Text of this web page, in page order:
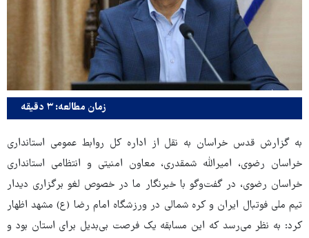
زمان مطالعه: ۳ دقیقه
به گزارش قدس خراسان به نقل از اداره کل روابط عمومی استانداری
خراسان رضوی، امیرالله شمقدری، معاون امنیتی و انتظامی استانداری
خراسان رضوی، در گفت‌وگو با خبرنگار ما در خصوص لغو برگزاری دیدار
تیم ملی فوتبال ایران و کره شمالی در ورزشگاه امام رضا (ع) مشهد اظهار
کرد: به نظر می‌رسد که این مسابقه یک فرصت بی‌بدیل برای استان بود و